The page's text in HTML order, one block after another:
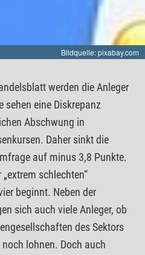
Bildquelle: pixabay.com
werden die Anleger
sehen eine Diskrepanz
Abschwung in
Daher sinkt die
auf minus 3,8 Punkte.
schlechten“
beginnt. Neben der
sich auch viele Anleger, ob
des Sektors
lohnen. Doch auch